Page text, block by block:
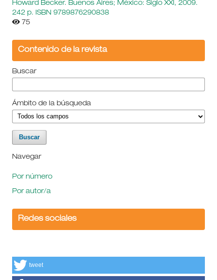
Howard Becker. Buenos Aires; México: Siglo XXI, 2009.
242 p. ISBN 9789876290838
75
Contenido de la revista
Buscar
Ámbito de la búsqueda
Navegar
Por número
Por autor/a
Redes sociales
tweet